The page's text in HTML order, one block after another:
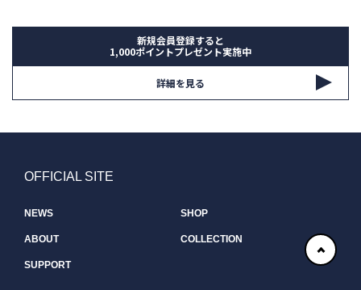
新規会員登録すると
1,000ポイントプレゼント実施中
詳細を見る
OFFICIAL SITE
NEWS SHOP
ABOUT COLLECTION
SUPPORT